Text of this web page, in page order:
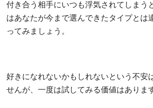
付き合う相手にいつも浮気されてしまう
はあなたが今まで選んできたタイプとは
ってみましょう。
好きになれないかもしれないという不安
せんが、一度は試してみる価値はありま